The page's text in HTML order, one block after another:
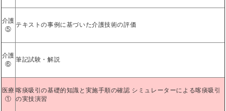
介護
⑤
テキストの事例に基づいた介護技術の評価
介護
⑥
筆記試験・解説
医療
①
喀痰吸引の基礎的知識と実施手順の確認 シミュレーターによる喀痰吸引
の実技演習